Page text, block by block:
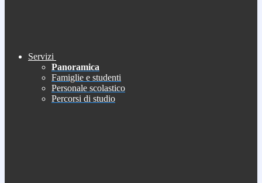
Servizi
Panoramica
Famiglie e studenti
Personale scolastico
Percorsi di studio